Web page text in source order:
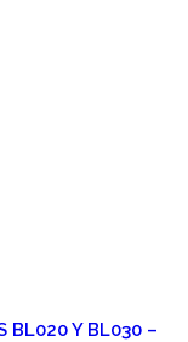
BL020 Y BL030 –